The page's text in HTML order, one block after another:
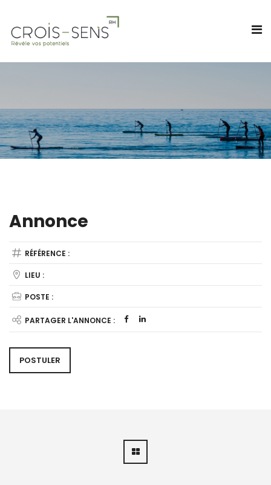
Annonce
RÉFÉRENCE :
LIEU :
POSTE :
PARTAGER L'ANNONCE :
POSTULER